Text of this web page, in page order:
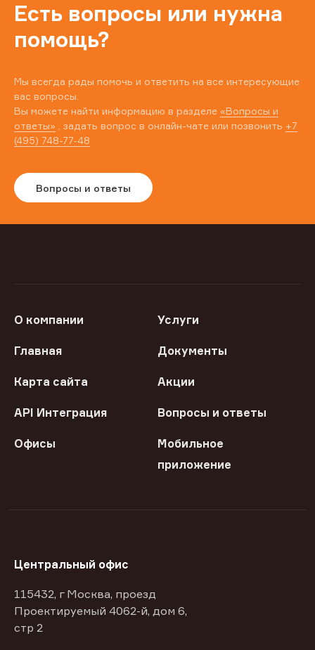
Есть вопросы или нужна
помощь?
Мы всегда рады помочь и ответить на все интересующие
вас вопросы.
Вы можете найти информацию в разделе «Вопросы и
ответы» , задать вопрос в онлайн-чате или позвонить +7
(495) 748-77-48
Вопросы и ответы
О компании Услуги
Главная Документы
Карта сайта Акции
API Интеграция Вопросы и ответы
Офисы
Мобильное
приложение
Центральный офис
115432, г Москва, проезд
Проектируемый 4062-й, дом 6,
стр 2